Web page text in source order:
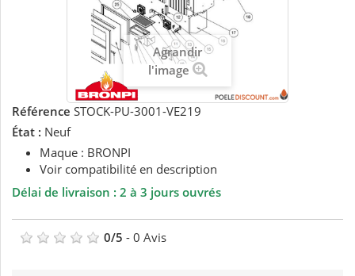
Agrandir
l'image
Référence STOCK-PU-3001-VE219
État : Neuf
Maque : BRONPI
Voir compatibilité en description
Délai de livraison : 2 à 3 jours ouvrés
0/5 - 0 Avis